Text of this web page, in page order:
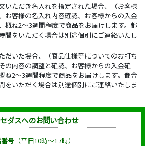
いただき名入れを指定された場合、（お客様
お客様の名入れ内容確認、お客様からの入金
概ね2～3週間程度で商品をお届けします。都
間をいただく場合は別途個別にご連絡いたし
だいた場合、（商品仕様等についてのお打ち
の内容の調整と確認、お客様からの入金確
ね2～3週間程度で商品をお届けします。都合
をいただく場合は別途個別にご連絡いたしま
ダスへのお問い合わせ
号（平日10時～17時）